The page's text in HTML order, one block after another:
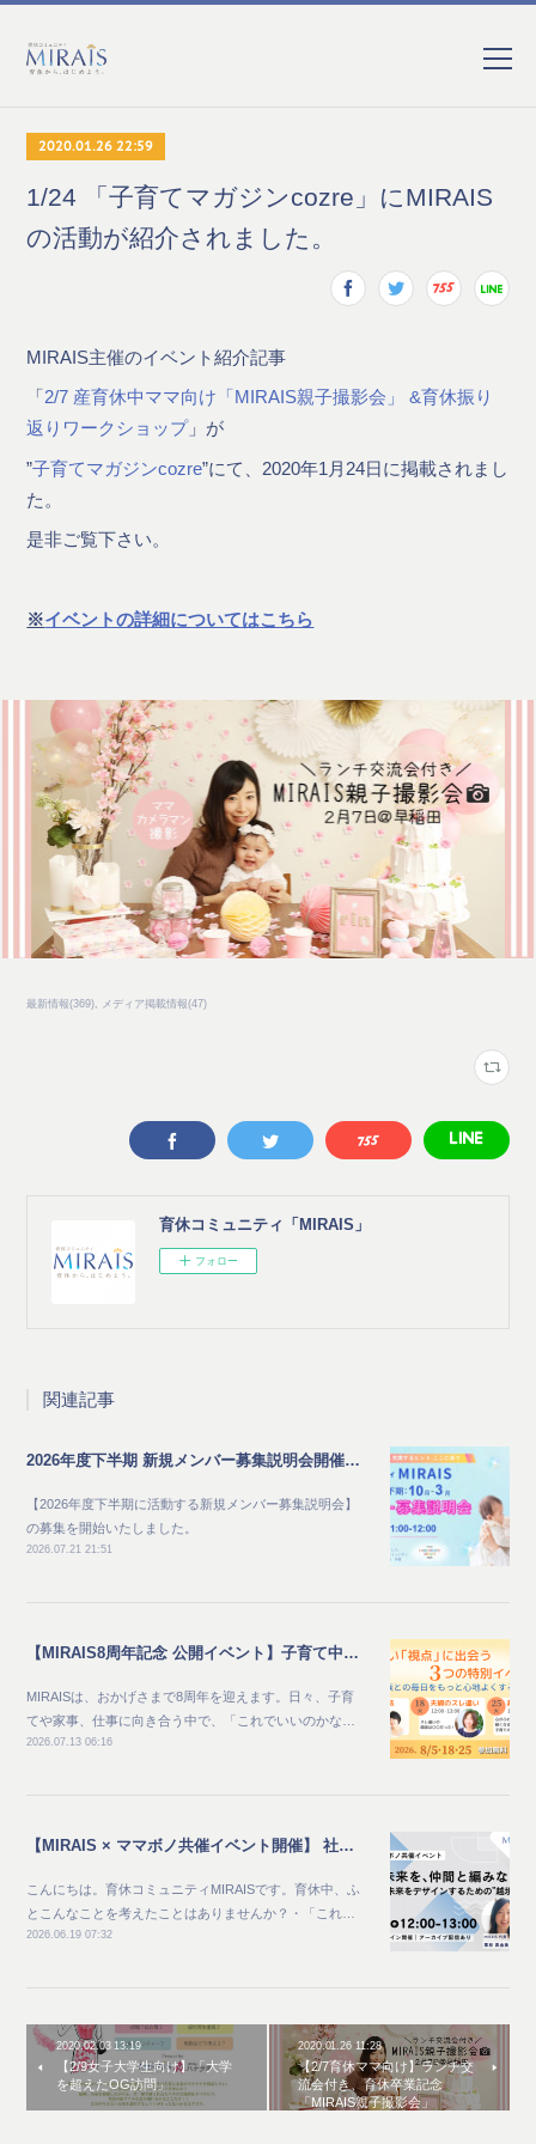
2020.01.26 22:59
1/24 「子育てマガジンcozre」にMIRAIS
の活動が紹介されました。
MIRAIS主催のイベント紹介記事
「2/7 産育休中ママ向け「MIRAIS親子撮影会」 &育休振り
返りワークショップ」が
”子育てマガジンcozre”にて、2020年1月24日に掲載されまし
た。
是非ご覧下さい。
※イベントの詳細についてはこちら
最新情報(369) メディア掲載情報(47)
育休コミュニティ「MIRAIS」
フォロー
関連記事
2026年度下半期 新規メンバー募集説明会開催のご案内
【2026年度下半期に活動する新規メンバー募集説明会】
の募集を開始いたしました。
2026.07.21 21:51
【MIRAIS8周年記念 公開イベント】子育て中のママ向け_家族との毎日をもっと心地よくする夏 新しい"視点"に出会う3つの特別イベント
MIRAISは、おかげさまで8周年を迎えます。日々、子育
てや家事、仕事に向き合う中で、「これでいいのかな…
2026.07.13 06:16
【MIRAIS × ママボノ共催イベント開催】 社会と未来を、仲間と編みなおす ～自分らしい未来をデザインするための“越境体験”～
こんにちは。育休コミュニティMIRAISです。育休中、ふ
とこんなことを考えたことはありませんか？・「これ…
2026.06.19 07:32
2020.02.03 13:19
【2/9女子大学生向け】「大学
を超えたOG訪問」
2020.01.26 11:28
【2/7育休ママ向け】ランチ交
流会付き、育休卒業記念
「MIRAIS親子撮影会」